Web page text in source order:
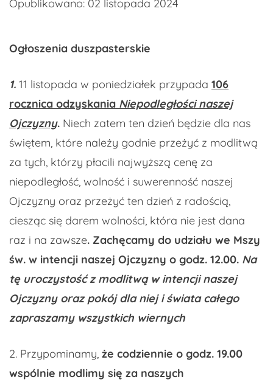
Opublikowano: 02 listopada 2024
Ogłoszenia duszpasterskie
1. 11 listopada w poniedziałek przypada 106
rocznica odzyskania Niepodległości naszej
Ojczyzny. Niech zatem ten dzień będzie dla nas
świętem, które należy godnie przeżyć z modlitwą
za tych, którzy płacili najwyższą cenę za
niepodległość, wolność i suwerenność naszej
Ojczyzny oraz przeżyć ten dzień z radością,
ciesząc się darem wolności, która nie jest dana
raz i na zawsze. Zachęcamy do udziału we Mszy
św. w intencji naszej Ojczyzny o godz. 12.00. Na
tę uroczystość z modlitwą w intencji naszej
Ojczyzny oraz pokój dla niej i świata całego
zapraszamy wszystkich wiernych
2. Przypominamy, że codziennie o godz. 19.00
wspólnie modlimy się za naszych